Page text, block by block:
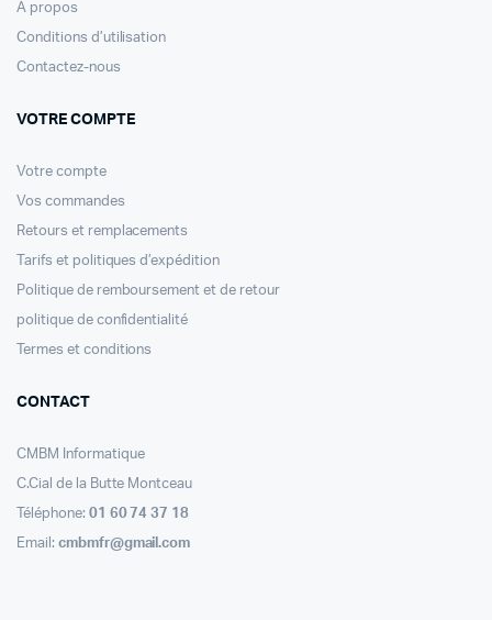
A propos
Conditions d’utilisation
Contactez-nous
VOTRE COMPTE
Votre compte
Vos commandes
Retours et remplacements
Tarifs et politiques d’expédition
Politique de remboursement et de retour
politique de confidentialité
Termes et conditions
CONTACT
CMBM Informatique
C.Cial de la Butte Montceau
Téléphone: 01 60 74 37 18
Email: cmbmfr@gmail.com